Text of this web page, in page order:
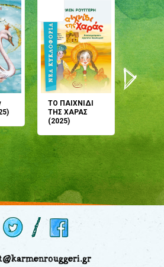
ΤΟ ΠΑΙΧΝΙΔΙ
ΤΗΣ ΧΑΡΑΣ
(2025)
μου;
(2024)